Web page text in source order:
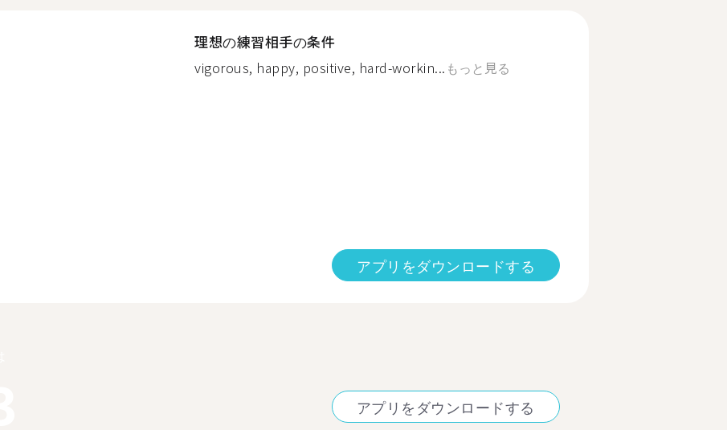
理想の練習相手の条件
vigorous, happy, positive, hard-workin... もっと見る
アプリをダウンロードする
アプリをダウンロードする